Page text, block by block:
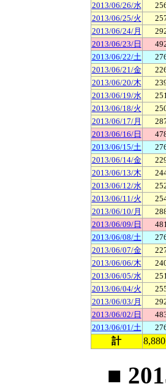
2013/06/26/水
2013/06/25/火
2013/06/24/月
2013/06/23/日
2013/06/22/土
2013/06/21/金
2013/06/20/木
2013/06/19/水
2013/06/18/火
2013/06/17/月
2013/06/16/日
2013/06/15/土
2013/06/14/金
2013/06/13/木
2013/06/12/水
2013/06/11/火
2013/06/10/月
2013/06/09/日
2013/06/08/土
2013/06/07/金
2013/06/06/木
2013/06/05/水
2013/06/04/火
2013/06/03/月
2013/06/02/日
2013/06/01/土
計
■